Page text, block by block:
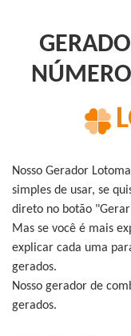
Nosso Gerador
simples de usar, se
direto no botão
Mas se você é mais
explicar cada uma
gerados.
Nosso gerador de
gerados.